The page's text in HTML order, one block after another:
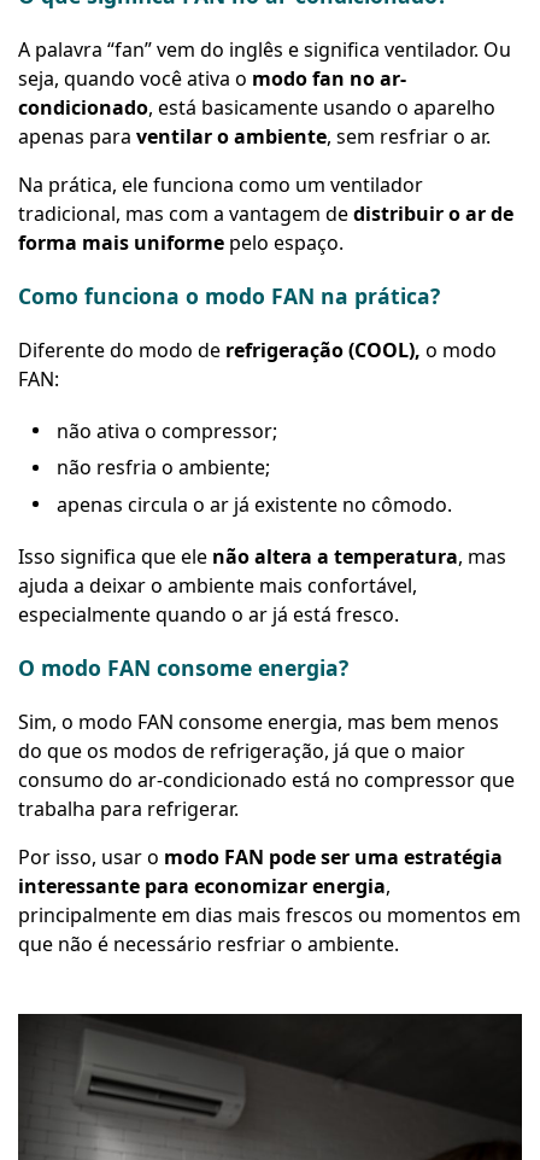
A palavra “fan”vem do inglês e significa ventilador. Ou
seja, quando você ativa o modo fan no ar-
condicionado, está basicamente usando o aparelho
apenas para ventilar o ambiente, sem resfriar o ar.
Na prática, ele funciona como um ventilador
tradicional, mas com a vantagem dedistribuir o ar de
forma mais uniforme pelo espaço.
Como funciona o modo FAN na prática?
Diferente do modo de refrigeração (COOL), o modo
FAN:
não ativa o compressor;
não resfria o ambiente;
apenas circula o ar já existente no cômodo.
Isso significa que ele não altera a temperatura, mas
ajuda a deixar o ambiente mais confortável,
especialmente quando o ar já está fresco.
O modo FAN consome energia?
Sim, o modo FAN consome energia, mas bem menos
do que os modos de refrigeração, já que o maior
consumo do ar-condicionado está no compressor que
trabalha para refrigerar.
Por isso, usar o modo FAN pode ser uma estratégia
interessante para economizar energia,
principalmente em dias mais frescos ou momentos em
que não é necessário resfriar o ambiente.